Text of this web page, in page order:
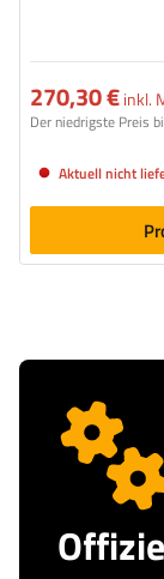
270,30 €inkl.
Der niedrigste Preis
Aktuell nicht